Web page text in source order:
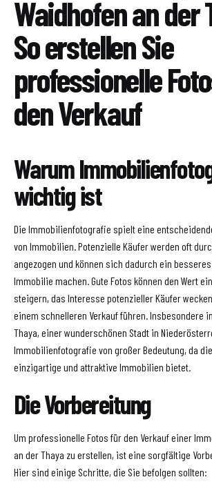
Waidhofen an der
So erstellen Sie
professionelle
den Verkauf
Warum
wichtig ist
Die Immobilienfotografie spielt eine
von Immobilien. Potenzielle Käufer werden oft
angezogen und können sich dadurch ein
Immobilie machen. Gute Fotos können den Wert
steigern, das Interesse potenzieller Käufer
einem schnelleren Verkauf führen. Insbesondere
Thaya, einer wunderschönen Stadt in
Immobilienfotografie von großer Bedeutung, da
einzigartige und attraktive Immobilien bietet.
Die Vorbereitung
Um professionelle Fotos für den Verkauf einer
an der Thaya zu erstellen, ist eine sorgfältige
Hier sind einige Schritte, die Sie befolgen sollten: